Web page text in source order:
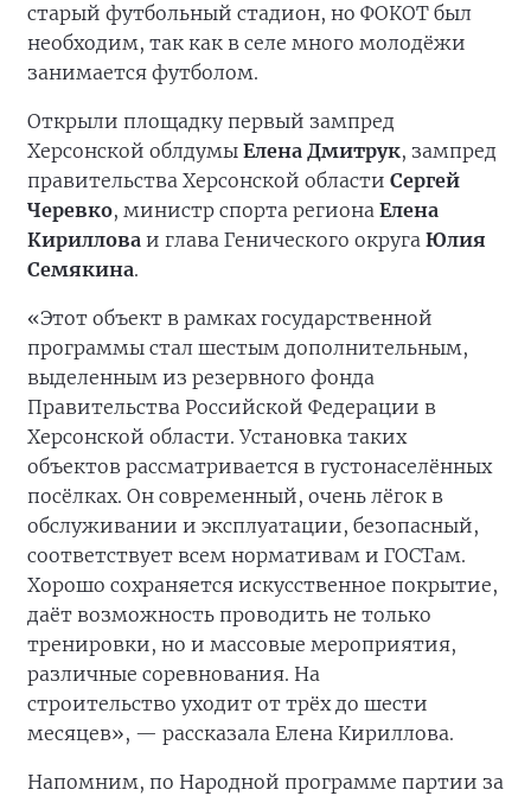
старый футбольный стадион, но ФОКОТ был
необходим, так как в селе много молодёжи
занимается футболом.
Открыли площадку первый зампред
Херсонской облдумы Елена Дмитрук, зампред
правительства Херсонской области Сергей
Черевко, министр спорта региона Елена
Кириллова и глава Генического округа Юлия
Семякина.
«Этот объект в рамках государственной
программы стал шестым дополнительным,
выделенным из резервного фонда
Правительства Российской Федерации в
Херсонской области. Установка таких
объектов рассматривается в густонаселённых
посёлках. Он современный, очень лёгок в
обслуживании и эксплуатации, безопасный,
соответствует всем нормативам и ГОСТам.
Хорошо сохраняется искусственное покрытие,
даёт возможность проводить не только
тренировки, но и массовые мероприятия,
различные соревнования. На
строительство уходит от трёх до шести
месяцев», — рассказала Елена Кириллова.
Напомним, по Народной программе партии за